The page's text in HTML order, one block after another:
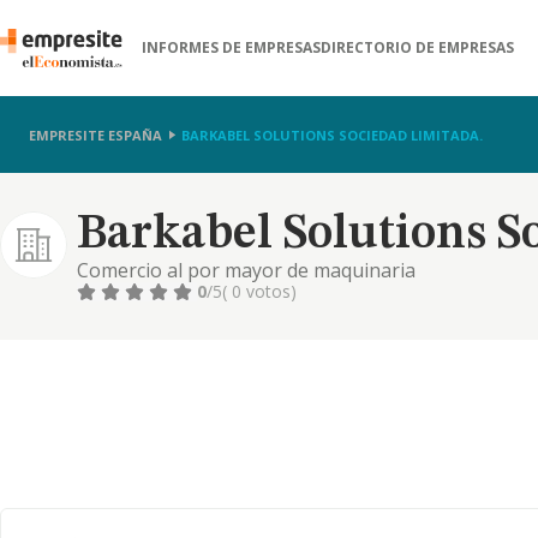
INFORMES DE EMPRESASDIRECTORIO DE EMPRESAS
EMPRESITE ESPAÑA BARKABEL SOLUTIONS SOCIEDAD LIMITADA.
Barkabel Solutions
Comercio al por mayor de maquinaria
0/5( 0 votos)